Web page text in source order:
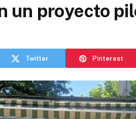
un proyecto
Twitter Pinterest